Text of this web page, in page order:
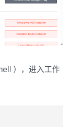
），进入工作